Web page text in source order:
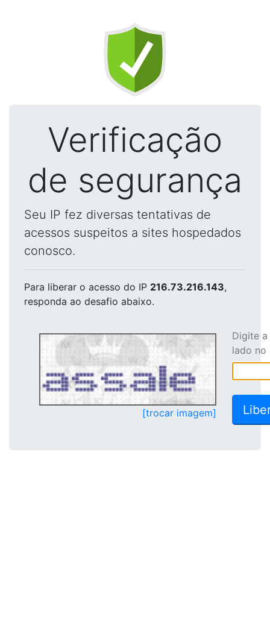
Verificação
de segurança
Seu IP fez diversas tentativas de
acessos suspeitos a sites hospedados
conosco.
Para liberar o acesso do IP 216.73.216.143,
responda ao desafio abaixo.
[trocar imagem]
Digite
lado no